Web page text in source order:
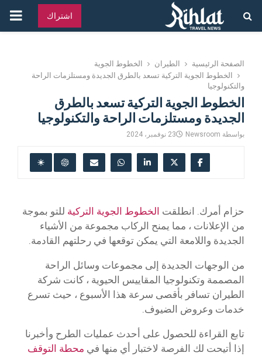
اشتراك
الصفحة الرئيسية الطيران
الخطوط الجوية
الخطوط الجوية التركية تسعد بالطرق الجديدة ومستلزمات الراحة
والتكنولوجيا
الخطوط الجوية التركية تسعد بالطرق
الجديدة ومستلزمات الراحة والتكنولوجيا
بواسطة Newsroom 23 نوفمبر، 2024
حزام أمرك. انطلقت الخطوط الجوية التركية للتو بموجة
من الإعلانات ، مما يمنح الركاب مجموعة من الأشياء
الجديدة واللامعة التي يمكن توقعها في رحلتهم القادمة.
من الوجهات الجديدة إلى مجموعات وسائل الراحة
المصممة وتكنولوجيا المقاييس الحيوية ، كانت شركة
الطيران تسافر بأقصى سرعة هذا الأسبوع ، حيث تسرع
خدمات وعروض الضيوف.
تابع القراءة للحصول على أحدث عمليات الطرح وأخبرنا
إذا أتيحت لك الفرصة لاختبار أي منها في محطة التوقف